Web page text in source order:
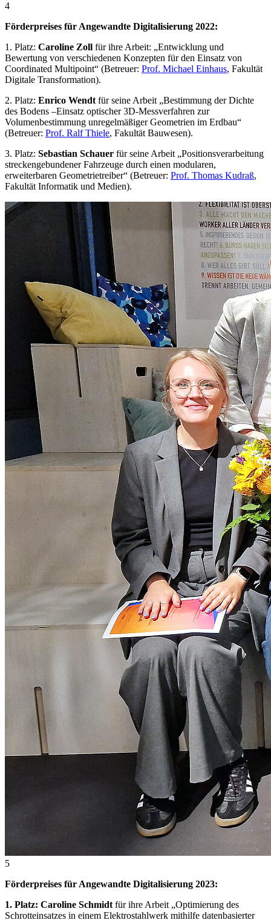
4
Förderpreises für Angewandte Digitalisierung 2022:
1. Platz: Caroline Zoll für ihre Arbeit: „Entwicklung und
Bewertung von verschiedenen Konzepten für den Einsatz von
Coordinated Multipoint“ (Betreuer: Prof. Michael Einhaus, Fakultät
Digitale Transformation).
2. Platz: Enrico Wendt für seine Arbeit „Bestimmung der Dichte
des Bodens –Einsatz optischer 3D-Messverfahren zur
Volumenbestimmung unregelmäßiger Geometrien im Erdbau“
(Betreuer: Prof. Ralf Thiele, Fakultät Bauwesen).
3. Platz: Sebastian Schauer für seine Arbeit „Positionsverarbeitung
streckengebundener Fahrzeuge durch einen modularen,
erweiterbaren Geometrietreiber“ (Betreuer: Prof. Thomas Kudraß,
Fakultät Informatik und Medien).
5
Förderpreises für Angewandte Digitalisierung 2023:
1. Platz: Caroline Schmidt für ihre Arbeit „Optimierung des
Schrotteinsatzes in einem Elektrostahlwerk mithilfe datenbasierter